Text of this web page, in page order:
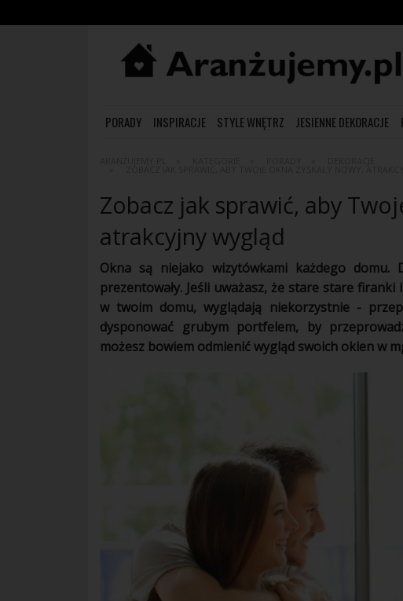
PORADY INSPIRACJE STYLE WNĘTRZ JESIENNE DEKORACJE
Zobacz jak sprawić, aby
atrakcyjny wygląd
Okna są niejako wizytówkami każdego
prezentowały. Jeśli uważasz, że stare stare firankii
w twoim domu, wyglądają niekorzystnie -
dysponować grubym portfelem, by
możesz bowiem odmienić wygląd swoich okien w